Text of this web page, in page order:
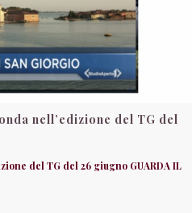
nell’edizione del TG del
del TG del 26 giugno GUARDA IL